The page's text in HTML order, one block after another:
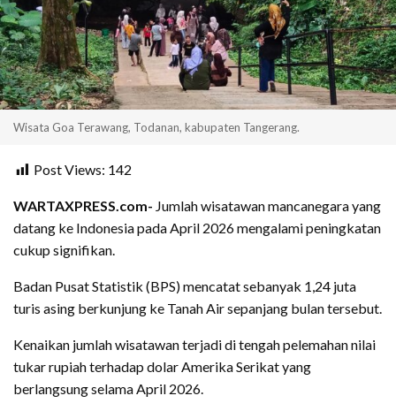
Wisata Goa Terawang, Todanan, kabupaten Tangerang.
Post Views: 142
WARTAXPRESS.com- Jumlah wisatawan mancanegara yang
datang ke Indonesia pada April 2026 mengalami peningkatan
cukup signifikan.
Badan Pusat Statistik (BPS) mencatat sebanyak 1,24 juta
turis asing berkunjung ke Tanah Air sepanjang bulan tersebut.
Kenaikan jumlah wisatawan terjadi di tengah pelemahan nilai
tukar rupiah terhadap dolar Amerika Serikat yang
berlangsung selama April 2026.